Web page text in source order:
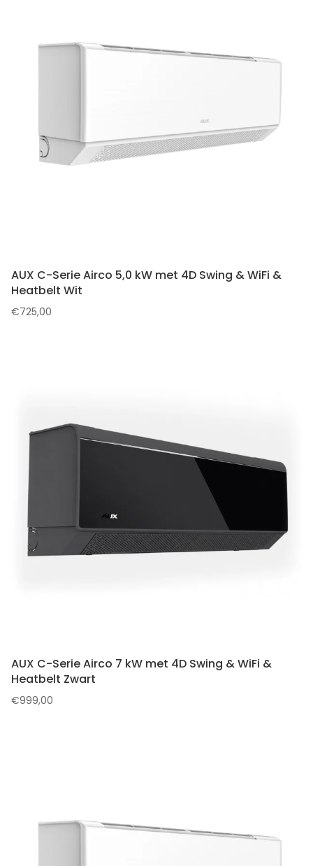
AUX C-Serie Airco 5,0 kW met 4D Swing & WiFi &
Heatbelt Wit
€725,00
AUX C-Serie Airco 7 kW met 4D Swing & WiFi &
Heatbelt Zwart
€999,00